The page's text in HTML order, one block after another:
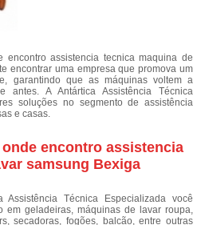
assistencia tecnica maquina de
encontrar uma empresa que promova um
garantindo que as máquinas voltem a
antes. A Antártica Assistência Técnica
soluções no segmento de assistência
e casas.
encontro assistencia
samsung Bexiga
Técnica Especializada você
em geladeiras, máquinas de lavar roupa,
secadoras, fogões, balcão, entre outras